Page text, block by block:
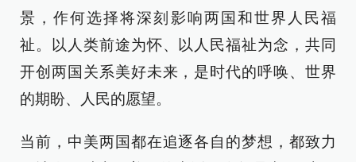
景，作何选择将深刻影响两国和世界人民福
祉。以人类前途为怀、以人民福祉为念，共同
开创两国关系美好未来，是时代的呼唤、世界
的期盼、人民的愿望。
当前，中美两国都在追逐各自的梦想，都致力